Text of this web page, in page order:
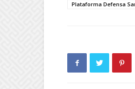
Plataforma Defensa